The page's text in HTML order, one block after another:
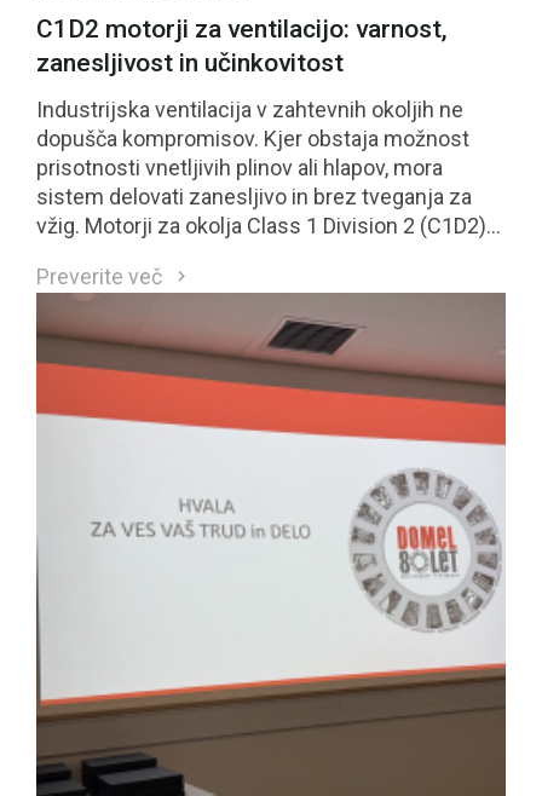
C1D2 motorji za ventilacijo: varnost,
zanesljivost in učinkovitost
Industrijska ventilacija v zahtevnih okoljih ne
dopušča kompromisov. Kjer obstaja možnost
prisotnosti vnetljivih plinov ali hlapov, mora
sistem delovati zanesljivo in brez tveganja za
vžig. Motorji za okolja Class 1 Division 2 (C1D2)
Preverite več